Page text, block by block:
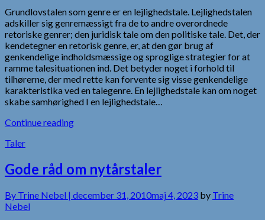
Grundlovstalen som genre er en lejlighedstale. Lejlighedstalen
adskiller sig genremæssigt fra de to andre overordnede
retoriske genrer; den juridisk tale om den politiske tale. Det, der
kendetegner en retorisk genre, er, at den gør brug af
genkendelige indholdsmæssige og sproglige strategier for at
ramme talesituationen ind. Det betyder noget i forhold til
tilhørerne, der med rette kan forvente sig visse genkendelige
karakteristika ved en talegenre. En lejlighedstale kan om noget
skabe samhørighed I en lejlighedstale…
Continue reading
Taler
Gode råd om nytårstaler
By Trine Nebel | december 31, 2010maj 4, 2023 by Trine
Nebel